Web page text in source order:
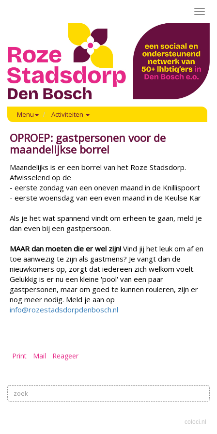
Menu Activiteiten
OPROEP: gastpersonen voor de
maandelijkse borrel
Maandelijks is er een borrel van het Roze Stadsdorp.
Afwisselend op de
- eerste zondag van een oneven maand in de Knillispoort
- eerste woensdag van een even maand in de Keulse Kar
Als je het wat spannend vindt om erheen te gaan, meld je
dan even bij een gastpersoon.
MAAR dan moeten die er wel zijn! Vind jij het leuk om af en
toe aanwezig te zijn als gastmens? Je vangt dan de
nieuwkomers op, zorgt dat iedereen zich welkom voelt.
Gelukkig is er nu een kleine 'pool' van een paar
gastpersonen, maar om goed te kunnen rouleren, zijn er
nog meer nodig. Meld je aan op
info@rozestadsdorpdenbosch.nl
Print Mail Reageer
coloci.nl